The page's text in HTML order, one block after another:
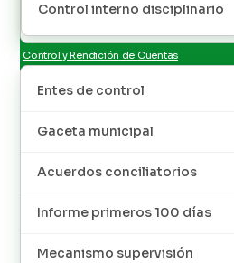
Control interno disciplinario
Control y Rendición de Cuentas
Entes de control
Gaceta municipal
Acuerdos conciliatorios
Informe primeros 100 días
Mecanismo supervisión